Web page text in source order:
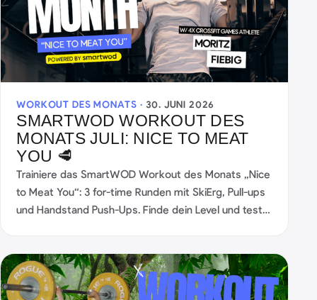
WORKOUT DES MONATS · 30. JUNI 2026
SMARTWOD WORKOUT DES
MONATS JULI: NICE TO MEAT
YOU 🥩
Trainiere das SmartWOD Workout des Monats „Nice
to Meat You“: 3 for-time Runden mit SkiErg, Pull-ups
und Handstand Push-Ups. Finde dein Level und teste